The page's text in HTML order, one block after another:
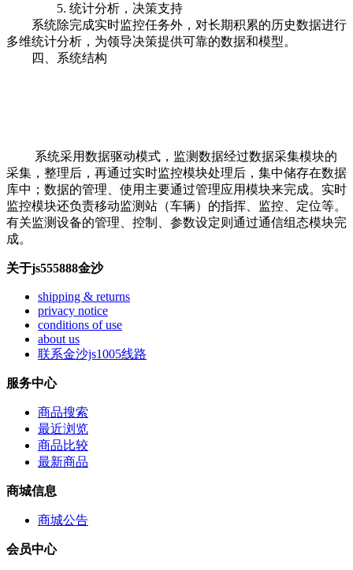
5. 统计分析，决策支持
系统除完成实时监控任务外，对长期积累的历史数据进行
多维统计分析，为领导决策提供可靠的数据和模型。
四、系统结构
系统采用数据驱动模式，监测数据经过数据采集模块的
采集，整理后，再通过实时监控模块处理后，集中储存在数据
库中；数据的管理、使用主要通过管理应用模块来完成。实时
监控模块还负责移动监测站（车辆）的指挥、监控、定位等。
有关监测设备的管理、控制、参数设定则通过通信组态模块完
成。
关于js555888金沙
shipping & returns
privacy notice
conditions of use
about us
联系金沙js1005线路
服务中心
商品搜索
最近浏览
商品比较
最新商品
商城信息
商城公告
会员中心